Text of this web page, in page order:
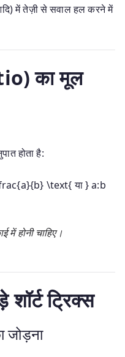
में तेज़ी से सवाल हल करने में
का मूल
होता है:
\text{ या } a:b
में होनी चाहिए।
ट्रिक्स
जोड़ना